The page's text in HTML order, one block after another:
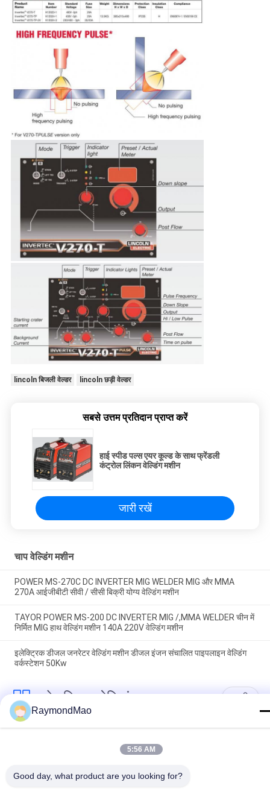
lincoln बिजली वेल्डर lincoln छड़ी वेल्डर
सबसे उत्तम प्रतिदान प्राप्त करें
हाई स्पीड पल्स एयर कूल्ड के साथ फ्रेंडली
कंट्रोल लिंकन वेल्डिंग मशीन
जारी रखें
चाप वेल्डिंग मशीन
POWER MS-270C DC INVERTER MIG WELDER MIG और MMA
270A आईजीबीटी सीवी / सीसी बिक्री योग्य वेल्डिंग मशीन
TAYOR POWER MS-200 DC INVERTER MIG /,MMA WELDER चीन में
निर्मित MIG हाथ वेल्डिंग मशीन 140A 220V वेल्डिंग मशीन
इलेक्ट्रिक डीजल जनरेटर वेल्डिंग मशीन डीजल इंजन संचालित पाइपलाइन वेल्डिंग
वर्कस्टेशन 50Kw
लोकप्रिय श्रेणियां सभी
पाइप वेल्डिंग मशीन
लिए ट्यूब
RaymondMao
5:56 AM
Good day, what product are you looking for?